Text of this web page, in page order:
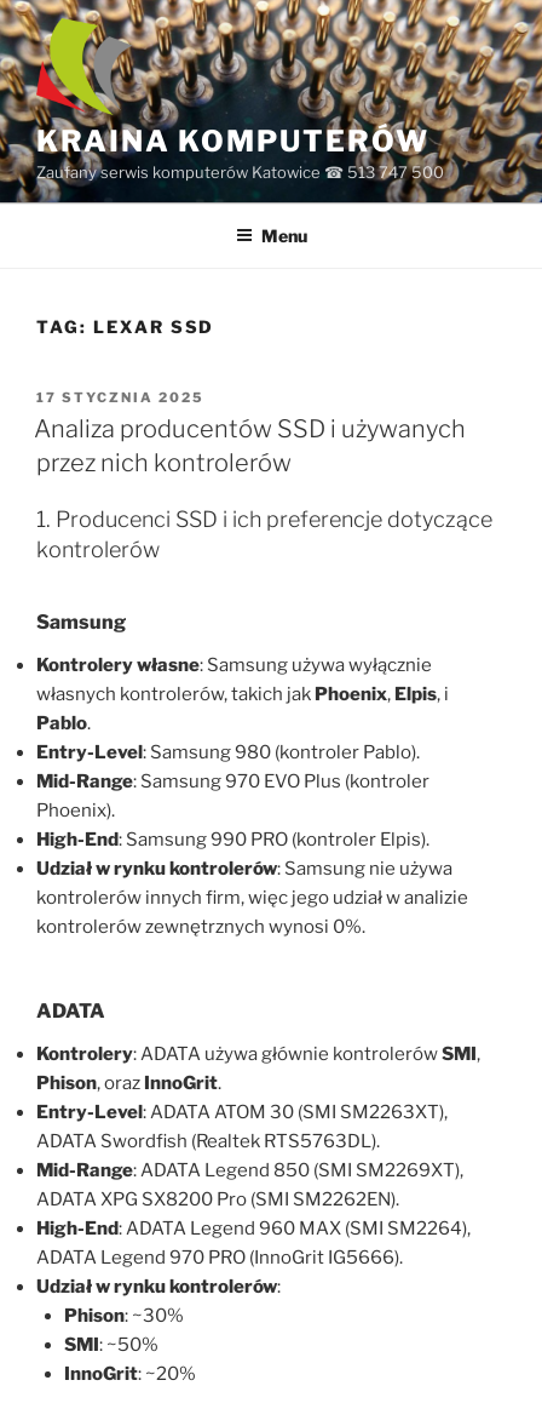
Przejdź
do
treści
KRAINA KOMPUTERÓW
Zaufany serwis komputerów Katowice ☎ 513 747 500
Menu
TAG: LEXAR SSD
OPUBLIKOWANE
W
17 STYCZNIA 2025
Analiza producentów SSD i używanych
przez nich kontrolerów
1. Producenci SSD i ich preferencje dotyczące
kontrolerów
Samsung
Kontrolery własne: Samsung używa wyłącznie
własnych kontrolerów, takich jak Phoenix, Elpis, i
Pablo.
Entry-Level: Samsung 980 (kontroler Pablo).
Mid-Range: Samsung 970 EVO Plus (kontroler
Phoenix).
High-End: Samsung 990 PRO (kontroler Elpis).
Udział w rynku kontrolerów: Samsung nie używa
kontrolerów innych firm, więc jego udział w analizie
kontrolerów zewnętrznych wynosi 0%.
ADATA
Kontrolery: ADATA używa głównie kontrolerówSMI,
Phison, oraz InnoGrit.
Entry-Level: ADATA ATOM 30 (SMI SM2263XT),
ADATA Swordfish (Realtek RTS5763DL).
Mid-Range: ADATA Legend 850 (SMI SM2269XT),
ADATA XPG SX8200 Pro (SMI SM2262EN).
High-End: ADATA Legend 960 MAX (SMI SM2264),
ADATA Legend 970 PRO (InnoGrit IG5666).
Udział w rynku kontrolerów:
Phison: ~30%
SMI: ~50%
InnoGrit: ~20%